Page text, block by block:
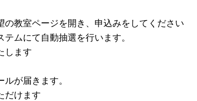
教室ページを開き、申込みをしてください
ムにて自動抽選を行います。
します
が届きます。
だけます